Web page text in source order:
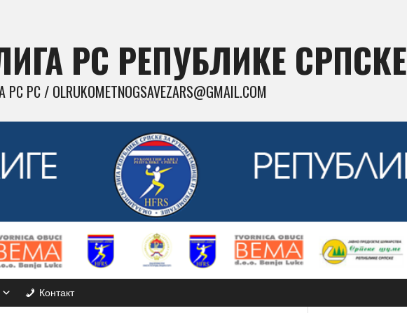
РС РЕПУБЛИКЕ СРПСКЕ
/ OLRUKOMETNOGSAVEZARS@GMAIL.COM
Контакт